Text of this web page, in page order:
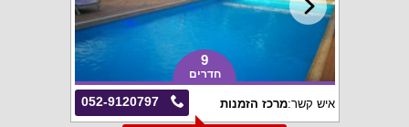
9
חדרים
052-9120797 איש קשר:מרכז הזמנות